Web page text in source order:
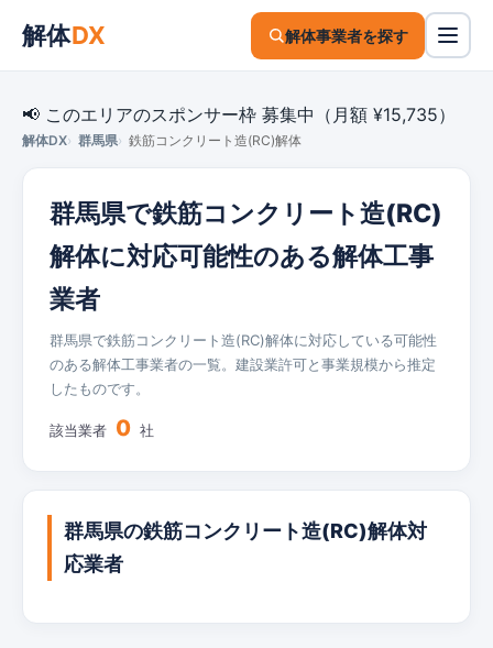
解体DX 解体事業者を探す
📢 このエリアのスポンサー枠 募集中（月額 ¥15,735）
解体DX 群馬県 鉄筋コンクリート造(RC)解体
群馬県で鉄筋コンクリート造(RC)
解体に対応可能性のある解体工事
業者
群馬県で鉄筋コンクリート造(RC)解体に対応している可能性
のある解体工事業者の一覧。建設業許可と事業規模から推定
したものです。
該当業者 0 社
群馬県の鉄筋コンクリート造(RC)解体対
応業者